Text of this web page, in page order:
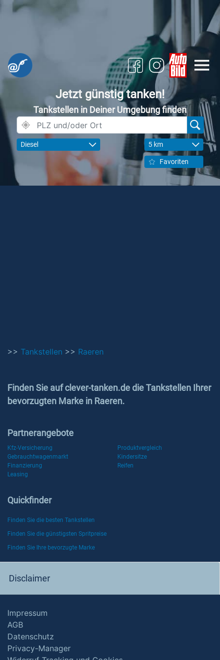
Jetzt günstig tanken!
Tankstellen in Deiner Umgebung finden
Diesel 5 km
Favoriten
>> Tankstellen >> Raeren
Finden Sie auf clever-tanken.de die Tankstellen Ihrer
bevorzugten Marke in Raeren.
Partnerangebote
Kfz-Versicherung
Produktvergleich
Gebrauchtwagenmarkt
Kindersitze
Finanzierung
Reifen
Leasing
Quickfinder
Finden Sie die besten Tankstellen
Finden Sie die günstigsten Spritpreise
Finden Sie Ihre bevorzugte Marke
Disclaimer
Impressum
AGB
Datenschutz
Privacy-Manager